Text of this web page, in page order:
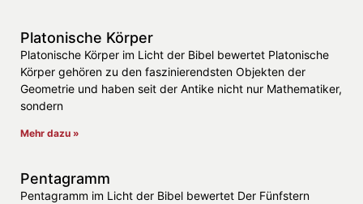
Platonische Körper
Platonische Körper im Licht der Bibel bewertet Platonische
Körper gehören zu den faszinierendsten Objekten der
Geometrie und haben seit der Antike nicht nur Mathematiker,
sondern
Mehr dazu »
Pentagramm
Pentagramm im Licht der Bibel bewertet Der Fünfstern